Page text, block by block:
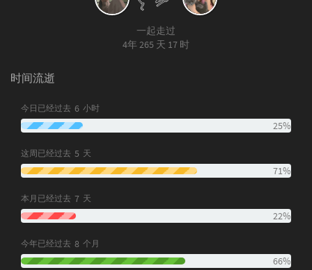
一起走过
4年 265 天 17 时
时间流逝
今日已经过去 6 小时
25%
这周已经过去 5 天
71%
本月已经过去 7 天
22%
今年已经过去 8 个月
66%